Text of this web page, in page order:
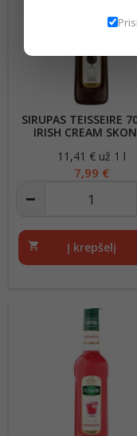
SIRUPAS TEISSEIRE
IRISH CREAM
Kaina
11,41 € už 1 l
7,99 €
shopping_cart Į krepšelį